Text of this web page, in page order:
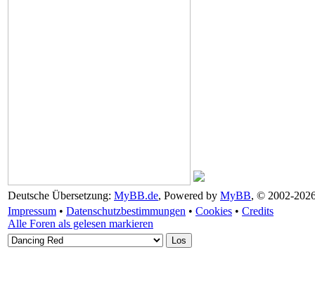
Deutsche Übersetzung: MyBB.de, Powered by MyBB, © 2002-
Impressum • Datenschutzbestimmungen • Cookies • Credits
Alle Foren als gelesen markieren